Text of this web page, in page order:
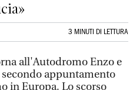
3 MINUTI DI LETTURA
all'Autodromo Enzo e
appuntamento
in Europa. Lo scorso